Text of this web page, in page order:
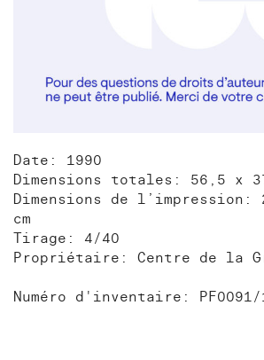
Date: 1990
Dimensions totales: 56,5 x
Dimensions de l’impression:
cm
Tirage: 4/40
Propriétaire: Centre de la
Numéro d'inventaire: